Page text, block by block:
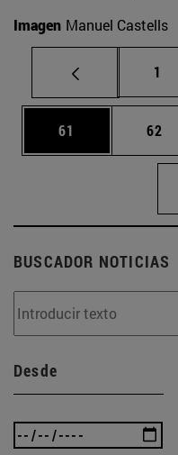
Imagen Manuel Castells
1
Página
61 62
BUSCADOR NOTICIAS
Desde